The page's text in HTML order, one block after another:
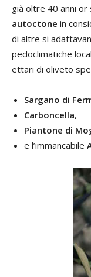
già oltre 40 anni or
autoctone in
di altre si
pedoclimatiche
ettari di oliveto
Sargano di
Carboncella,
Piantone di
e l’immancabile